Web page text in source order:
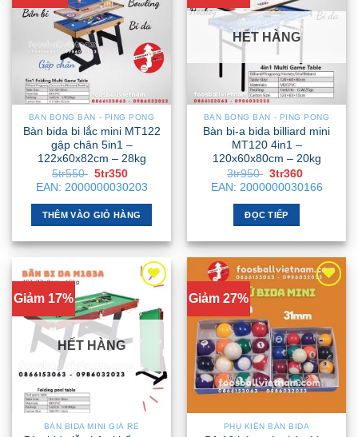
BÀN BÓNG BÀN - PING PONG
Bàn bida bi lắc mini MT122
gập chân 5in1 –
122x60x82cm – 28kg
5tr550 Giá
gốc
là:
5tr550 .
5tr350
hiện
tại
là:
5tr350 .
EAN: 2000000030203
THÊM VÀO GIỎ HÀNG
HẾT HÀNG
BÀN BÓNG BÀN - PING PONG
Bàn bi-a bida billiard mini
MT120 4in1 –
120x60x80cm – 20kg
3tr950 Giá
gốc
là:
3tr950 .
3tr360
hiện
tại
EAN: 2000000030166
ĐỌC TIẾP
Giảm 17%
HẾT HÀNG
BÀN BIDA MINI GIÁ RẺ
Giảm 27%
PHỤ KIỆN BÀN BIDA